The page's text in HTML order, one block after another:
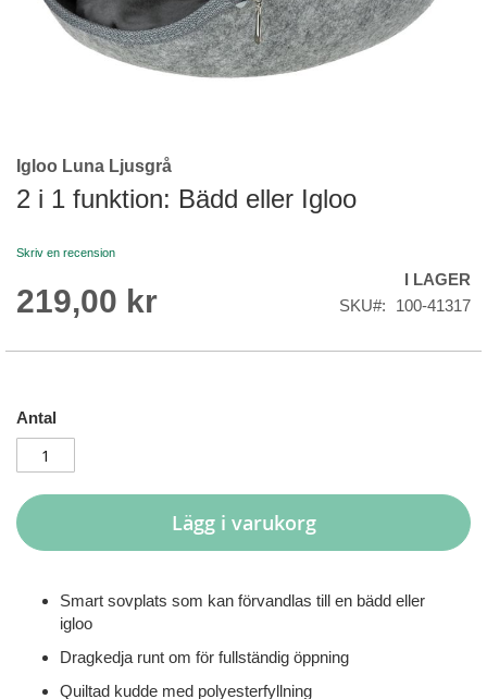
Skip
to
the
of
images
Igloo Luna Ljusgrå
2 i 1 funktion: Bädd eller Igloo
Skriv en recension
219,00 kr
I LAGER
SKU
100-41317
Antal
Lägg i varukorg
Smart sovplats som kan förvandlas till en bädd eller
igloo
Dragkedja runt om för fullständig öppning
Quiltad kudde med polyesterfyllning